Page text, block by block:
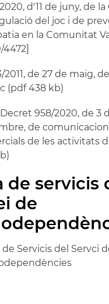
d'11 de juny, de
del joc i de
en la Comunitat
4472]
2011, de 27 de maig,
(pdf 438 kb)
958/2020, de 3
de
de les activitats
de servicis
de
de Servicis del Servci